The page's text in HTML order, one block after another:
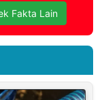
Fakta Lain